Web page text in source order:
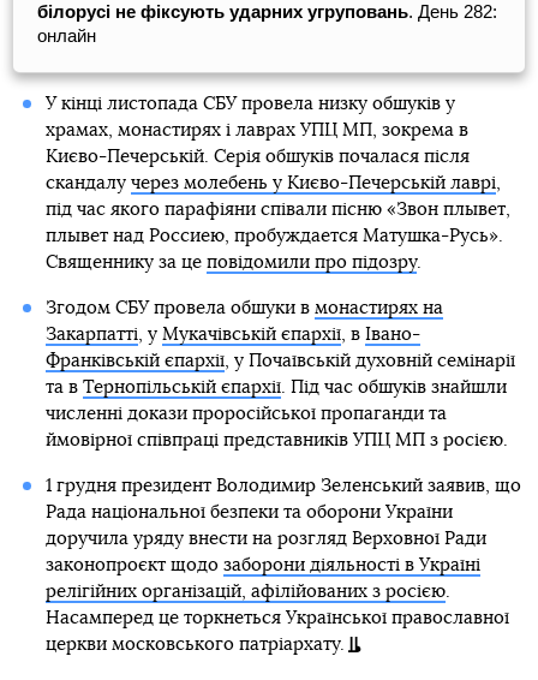
білорусі не фіксують ударних угруповань. День 282:
онлайн
У кінці листопада СБУ провела низку обшуків у
храмах, монастирях і лаврах УПЦ МП, зокрема в
Києво-Печерській. Серія обшуків почалася після
скандалу через молебень у Києво-Печерській лаврі,
під час якого парафіяни співали пісню «Звон плывет,
плывет над Россиею, пробуждается Матушка-Русь».
Священнику за це повідомили про підозру.
Згодом СБУ провела обшуки в монастирях на
Закарпатті, у Мукачівській єпархії, в Івано-
Франківській єпархії, у Почаївській духовній семінарії
та в Тернопільській єпархії. Під час обшуків знайшли
численні докази проросійської пропаганди та
ймовірної співпраці представників УПЦ МП з росією.
1 грудня президент Володимир Зеленський заявив, що
Рада національної безпеки та оборони України
доручила уряду внести на розгляд Верховної Ради
законопроєкт щодо заборони діяльності в Україні
релігійних організацій, афілійованих з росією.
Насамперед це торкнеться Української православної
церкви московського патріархату.